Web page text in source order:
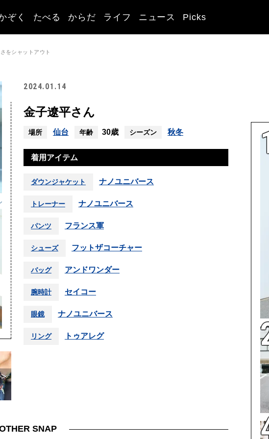
ぞく たべる からだ ライフ ニュース Picks
をシャットアウト
2024.01.14
金子遼平さん
場所 仙台 年齢 30歳 シーズン 秋冬
着用アイテム
ダウンジャケット ナノユニバース
トレーナー ナノユニバース
パンツ フランス軍
シューズ フットザコーチャー
バッグ アンドワンダー
腕時計 セイコー
眼鏡 ナノユニバース
リング トゥアレグ
SNAP